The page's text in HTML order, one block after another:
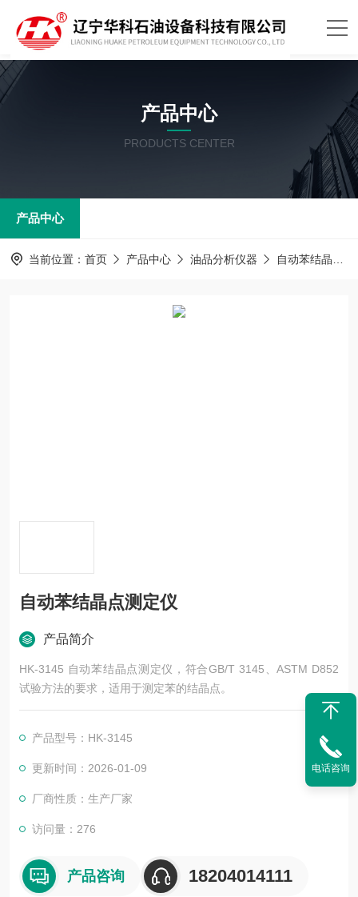
产品中心
PRODUCTS CENTER
产品中心
当前位置： 首页 产品中心 油品分析仪器 自动苯结晶点测定器
自动苯结晶点测定仪
产品简介
HK-3145 自动苯结晶点测定仪，符合GB/T 3145、ASTM D852
试验方法的要求，适用于测定苯的结晶点。
产品型号：HK-3145
更新时间：2026-01-09
厂商性质：生产厂家
访问量：276
产品咨询 18204014111
电话咨询